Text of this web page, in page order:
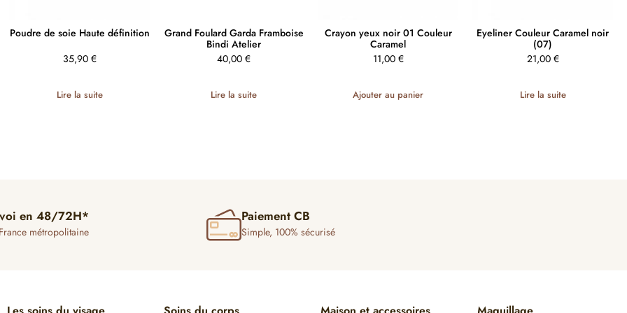
Poudre de soie Haute définition
35,90 €
Lire la suite
Grand Foulard Garda Framboise
Bindi Atelier
40,00€
Lire la suite
Crayon yeux noir 01 Couleur
Caramel
11,00 €
Ajouter au panier
Eyeliner Couleur Caramel noir
(07)
21,00 €
Lire la suite
en 48/72H*
métropolitaine
Paiement CB
Simple, 100% sécurisé